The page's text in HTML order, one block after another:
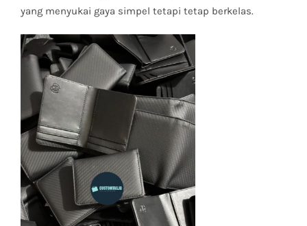
yang menyukai gaya simpel tetapi tetap berkelas.